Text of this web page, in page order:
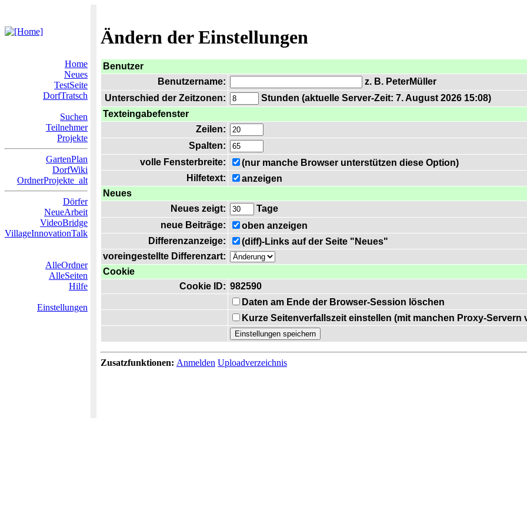
Ändern der Einstellungen
Home
Neues
TestSeite
DorfTratsch
Suchen
Teilnehmer
Projekte
GartenPlan
DorfWiki
OrdnerProjekte_alt
Dörfer
NeueArbeit
VideoBridge
VillageInnovationTalk
AlleOrdner
AlleSeiten
Hilfe
Einstellungen
Benutzer
Benutzername:
z. B. PeterMüller
Unterschied der Zeitzonen:
Stunden (aktuelle Server-Zeit: 7. August 2026 15:08)
Texteingabefenster
Zeilen:
Spalten:
volle Fensterbreite:
(nur manche Browser unterstützen diese Option)
Hilfetext:
anzeigen
Neues
Neues zeigt:
Tage
neue Beiträge:
oben anzeigen
Differenzanzeige:
(diff)-Links auf der Seite "Neues"
voreingestellte Differenzart:
Cookie
Cookie ID: 982590
Daten am Ende der Browser-Session löschen
Kurze Seitenverfallszeit einstellen (mit manchen Proxy-Servern
Zusatzfunktionen: Anmelden Uploadverzeichnis